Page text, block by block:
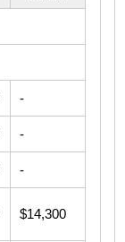
-
-
-
$14,300